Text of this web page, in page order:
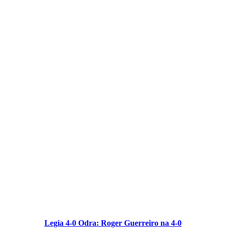
Legia 4-0 Odra: Roger Guerreiro na 4-0